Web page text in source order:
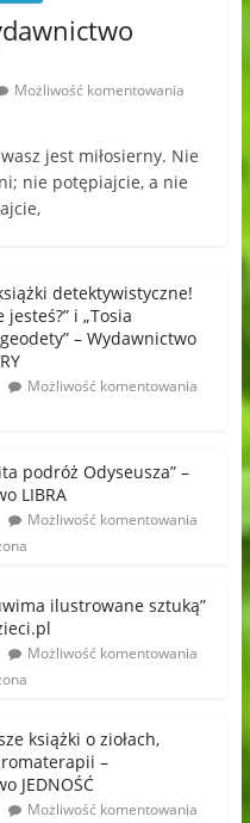
Możliwość komentowania
jest miłosierny. Nie
nie potępiajcie, a nie
detektywistyczne!
jesteś?” i „Tosia
– Wydawnictwo
Możliwość komentowania
podróż Odyseusza” –
LIBRA
Możliwość komentowania
ilustrowane sztuką”
Możliwość komentowania
książki o ziołach,
–
JEDNOŚĆ
Możliwość komentowania